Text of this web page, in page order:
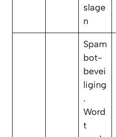
slage
n
Spam
bot-
bevei
liging
.
Word
t